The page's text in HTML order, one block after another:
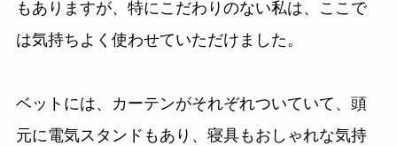
もありますが、特にこだわりのない私は、ここで
は気持ちよく使わせていただけました。
ベットには、カーテンがそれぞれついていて、頭
元に電気スタンドもあり、寝具もおしゃれな気持